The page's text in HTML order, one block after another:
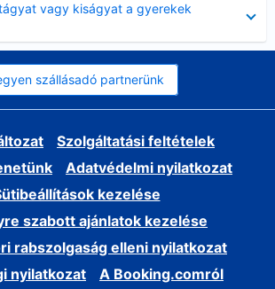
vagy kiságyat a gyerekek
szállásadó partnerünk
Szolgáltatási feltételek
Adatvédelmi nyilatkozat
kezelése
szabott ajánlatok kezelése
rabszolgaság elleni nyilatkozat
nyilatkozat
A Booking.comról